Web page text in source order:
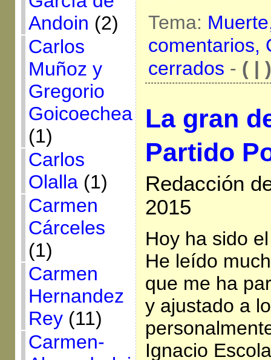
Andoin (2)
Carlos
Muñoz y
Gregorio
Goicoechea
(1)
Carlos
Olalla(1)
Carmen
Cárceles
(1)
Carmen
Hernandez
Rey(11)
Carmen-
Tema:
comentarios,
cerrados - ( | )
La gran
Partido
Redacción
2015
Hoy ha sido
He leído
que me ha
y ajustado a
Ignacio